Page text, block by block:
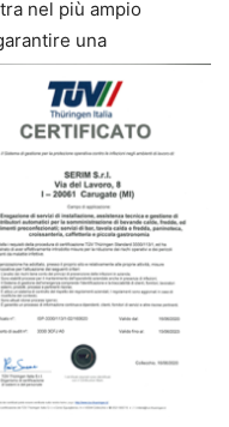
nel più ampio
una